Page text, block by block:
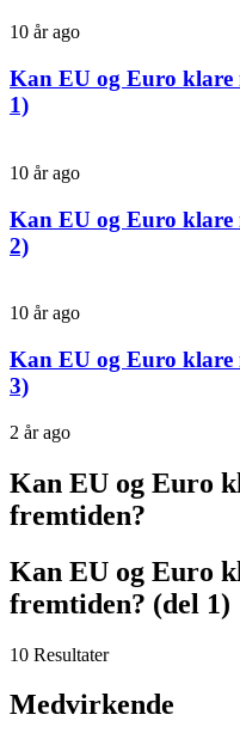
10 år ago
Kan EU og Euro klare
1)
10 år ago
Kan EU og Euro klare
2)
10 år ago
Kan EU og Euro klare
3)
2 år ago
Kan EU og Euro
fremtiden?
Kan EU og Euro
fremtiden? (del 1)
10 Resultater
Medvirkende